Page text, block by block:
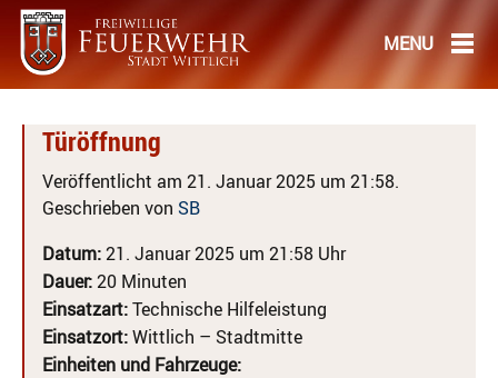
Türöffnung
Veröffentlicht am 21. Januar 2025 um 21:58.
Geschrieben von SB
Datum:21. Januar 2025 um 21:58 Uhr
Dauer:20 Minuten
Einsatzart:Technische Hilfeleistung
Einsatzort:Wittlich – Stadtmitte
Einheiten und Fahrzeuge: